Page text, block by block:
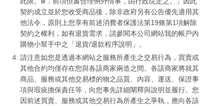
契約成立並於您收受商品後，除非政府另有公告優先適用其
他法令，原則上您享有前述消費者保護法第19條第1項解除
契約之權利，如有退貨需求，請參閱本公司網站我的帳戶內
購物小幫手中之「退貨/退款程序說明」。
請注意如您是透過本網站之服務所產生之交易行為，買賣或
其他合約均僅存在您與各該商家兩造之間。各該商家將就其
商品、服務或其他交易標的物之品質、內容、運送、保證事
項與瑕疵擔保責任等，向您事先詳細闡釋與說明並履行。您
因前述買賣、服務或其他交易行為所產生之爭執，應向各該